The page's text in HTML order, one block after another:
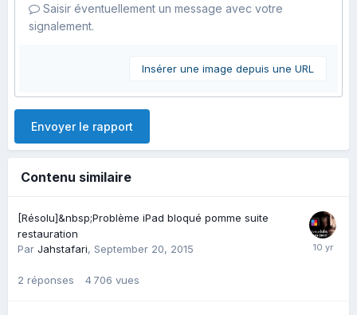
Saisir éventuellement un message avec votre
signalement.
Insérer une image depuis une URL
Envoyer le rapport
Contenu similaire
[Résolu]&nbsp;Problème iPad bloqué pomme suite
restauration
Par Jahstafari, September 20, 2015
2 réponses 4 706 vues